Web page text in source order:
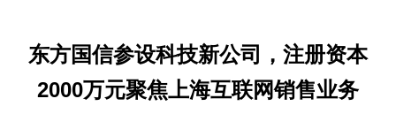
东方国信参设科技新公司，注册资本
2000万元聚焦上海互联网销售业务